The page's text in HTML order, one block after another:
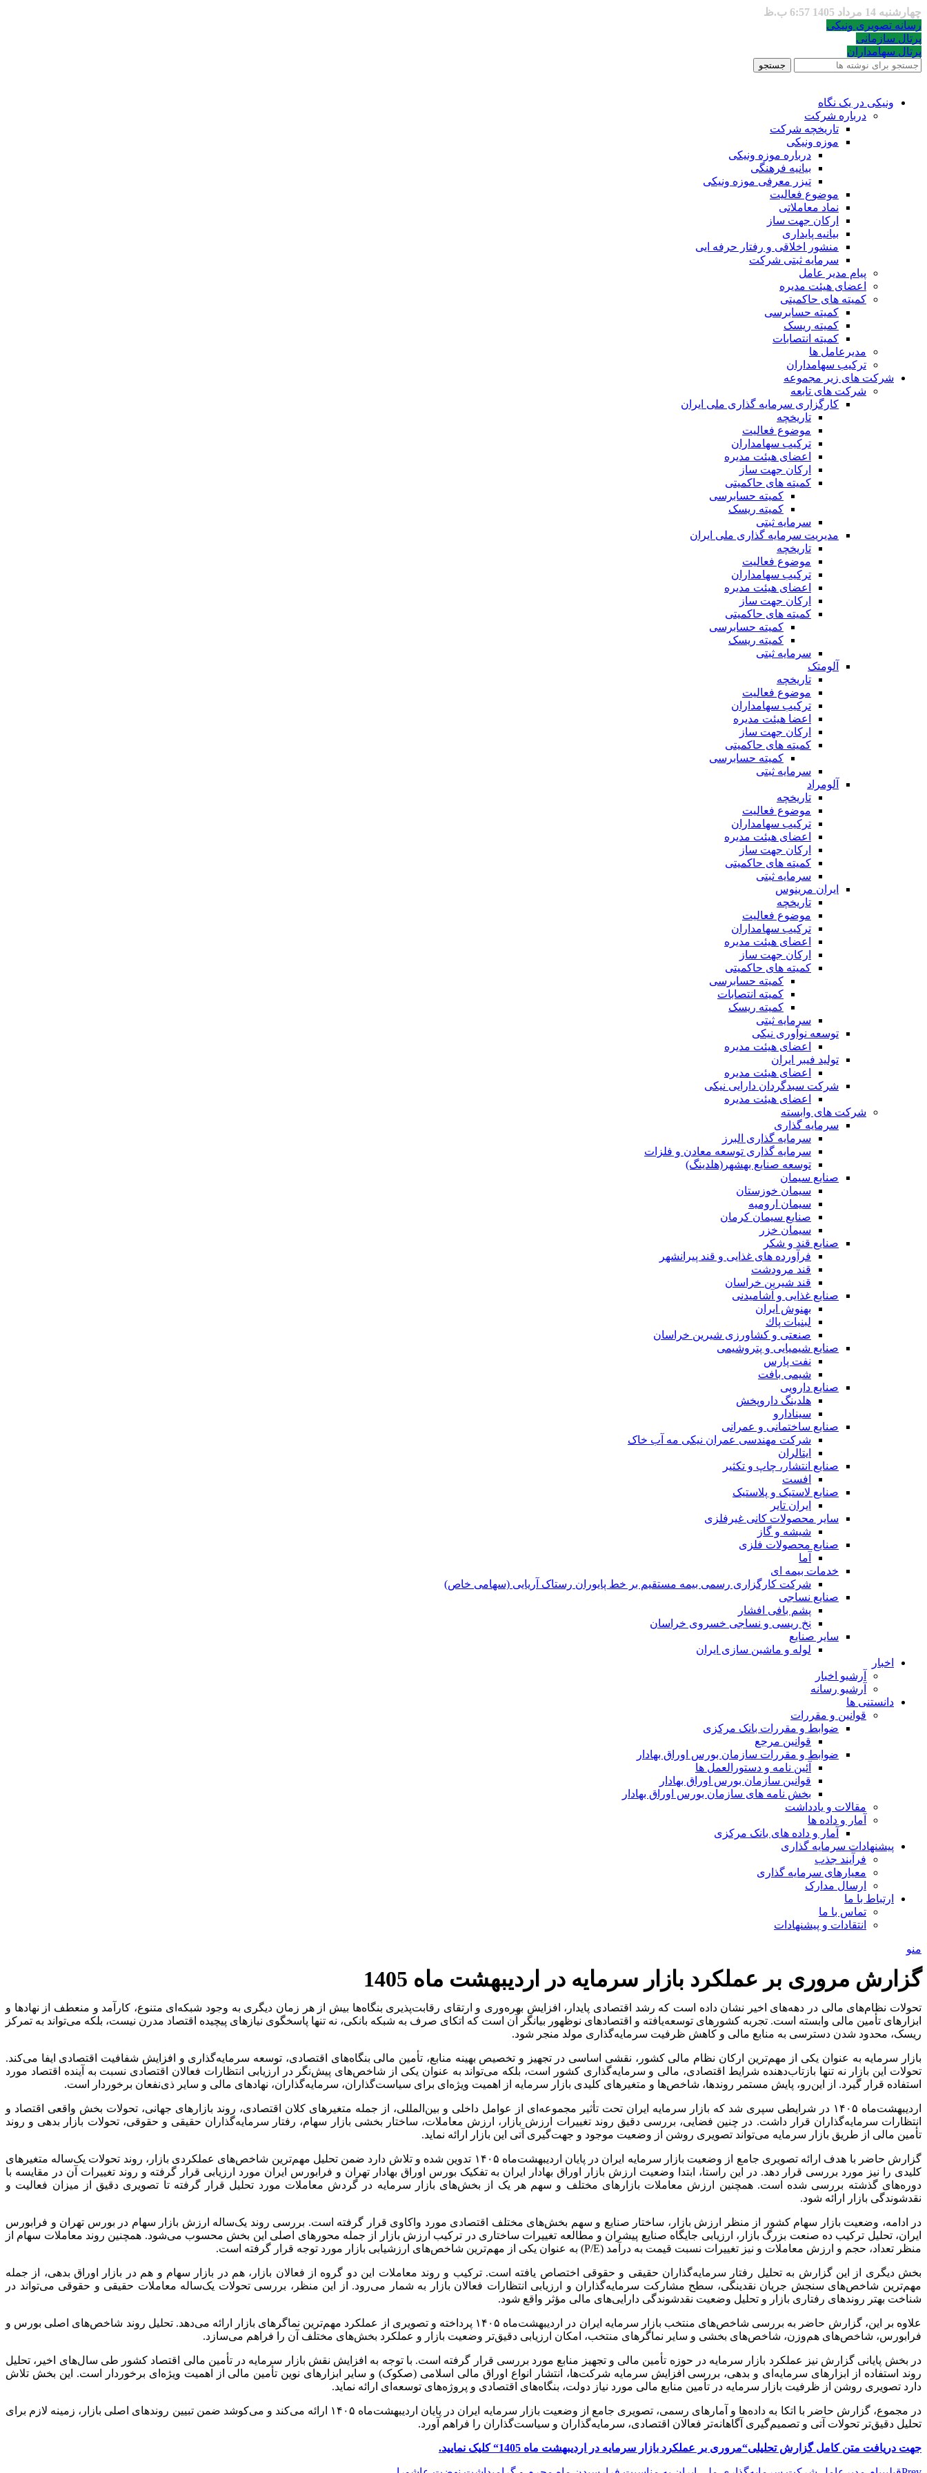
چهارشنبه 14 مرداد 1405 6:57 ب.ظ
رسانه تصویری ونیکی
پرتال سازمانی
پرتال سهامداران
جستجو
ونیکی در یک نگاه
درباره شرکت
تاریخچه شرکت
موزه ونیکی
درباره موزه ونیکی
بیانیه فرهنگی
تیزر معرفی موزه ونیکی
موضوع فعالیت
نماد معاملاتی
ارکان جهت ساز
بیانیه پایداری
منشور اخلاقی و رفتار حرفه ایی
سرمایه ثبتی شرکت
پیام مدیر عامل
اعضای هیئت مدیره
کمیته های حاکمیتی
کمیته حسابرسی
کمیته ریسک
کمیته انتصابات
مدیرعامل ها
ترکیب سهامداران
شرکت های زیر مجموعه
شرکت های تابعه
کارگزاری سرمایه گذاری ملی ایران
تاریخچه
موضوع فعالیت
ترکیب سهامداران
اعضای هیئت مدیره
ارکان جهت ساز
کمیته های حاکمیتی
کمیته حسابرسی
کمیته ریسک
سرمایه ثبتی
مدیریت سرمایه گذاری ملی ایران
تاریخچه
موضوع فعالیت
ترکیب سهامداران
اعضای هیئت مدیره
ارکان جهت ساز
کمیته های حاکمیتی
کمیته حسابرسی
کمیته ریسک
سرمایه ثبتی
آلومتک
تاریخچه
موضوع فعالیت
ترکیب سهامداران
اعضا هیئت مدیره
ارکان جهت ساز
کمیته های حاکمیتی
کمیته حسابرسی
سرمایه ثبتی
آلومراد
تاریخچه
موضوع فعالیت
ترکیب سهامداران
اعضای هیئت مدیره
ارکان جهت ساز
کمیته های حاکمیتی
سرمایه ثبتی
ایران مرینوس
تاریخچه
موضوع فعالیت
ترکیب سهامداران
اعضای هیئت مدیره
ارکان جهت ساز
کمیته های حاکمیتی
کمیته حسابرسی
کمیته انتصابات
کمیته ریسک
سرمایه ثبتی
توسعه نوآوری نیکی
اعضای هیئت مدیره
تولید فیبر ایران
اعضای هیئت مدیره
شرکت سبدگردان دارایی نیکی
اعضای هیئت مدیره
شرکت های وابسته
سرمایه گذاری
سرمایه گذاری البرز
سرمایه گذاری توسعه معادن و فلزات
توسعه‌ صنایع‌ بهشهر(هلدینگ)
صنایع سیمان
سیمان خوزستان
سیمان ارومیه
صنایع سیمان کرمان
سیمان خزر
صنایع قند و شکر
فرآورده های غذایی و قند پیرانشهر
قند مرودشت
قند شیرین خراسان
صنایع غذايی و آشاميدنی
بهنوش ایران
لبنيات پاك
صنعتی و کشاورزی شیرین خراسان
صنایع شیمیایی و پتروشیمی
نفت پارس
شیمی بافت
صنایع دارویی
هلدینگ داروپخش
سینادارو
صنایع ساختمانی و عمرانی
شرکت مهندسی عمران نیکی مه آب خاک
ایتالران
صنایع انتشار، چاپ و تکثير
افست
صنایع لاستیک و پلاستیک
ایران تایر
ساير محصولات كانی غيرفلزی
شیشه و گاز
صنایع محصولات فلزی
آما
خدمات بیمه ای
شرکت کارگزاری رسمی بیمه مستقیم بر خط پایوران رستاک آریایی (سهامی خاص)
صنایع نساجی
پشم بافی افشار
نخ ریسی و نساجی خسروی خراسان
سایر صنایع
لوله و ماشین سازی ایران
اخبار
آرشیو اخبار
آرشیو رسانه
دانستنی ها
قوانین و مقررات
ضوابط و مقررات بانک مرکزی
قوانين مرجع
ضوابط و مقررات سازمان بورس اوراق بهادار
آئین نامه و دستورالعمل ها
قوانین سازمان بورس اوراق بهادار
بخش نامه های سازمان بورس اوراق بهادار
مقالات و یادداشت
آمار و داده ها
آمار و داده های بانک مرکزی
پیشنهادات سرمایه گذاری
فرآیند جذب
معیارهای سرمایه گذاری
ارسال مدارک
ارتباط با ما
تماس با ما
انتقادات و پیشنهادات
منو
گزارش مروری بر عملکرد بازار سرمایه در اردیبهشت ماه 1405
تحولات نظام‌های مالی در دهه‌های اخیر نشان داده است که رشد اقتصادی پایدار، افزایش بهره‌وری و ارتقای رقابت‌پذیری بنگاه‌ها بیش از هر زمان دیگری به وجود شبکه‌ای متنوع، کارآمد و منعطف از نهادها و
ابزارهای تأمین مالی وابسته است. تجربه کشورهای توسعه‌یافته و اقتصادهای نوظهور بیانگر آن است که اتکای صرف به شبکه بانکی، نه تنها پاسخگوی نیازهای پیچیده اقتصاد مدرن نیست، بلکه می‌تواند به تمرکز
ریسک، محدود شدن دسترسی به منابع مالی و کاهش ظرفیت سرمایه‌گذاری مولد منجر شود.
بازار سرمایه به عنوان یکی از مهم‌ترین ارکان نظام مالی کشور، نقشی اساسی در تجهیز و تخصیص بهینه منابع، تأمین مالی بنگاه‌های اقتصادی، توسعه سرمایه‌گذاری و افزایش شفافیت اقتصادی ایفا می‌کند.
تحولات این بازار نه تنها بازتاب‌دهنده شرایط اقتصادی، مالی و سرمایه‌گذاری کشور است، بلکه می‌تواند به عنوان یکی از شاخص‌های پیش‌نگر در ارزیابی انتظارات فعالان اقتصادی نسبت به آینده اقتصاد مورد
استفاده قرار گیرد. از این‌رو، پایش مستمر روندها، شاخص‌ها و متغیرهای کلیدی بازار سرمایه از اهمیت ویژه‌ای برای سیاست‌گذاران، سرمایه‌گذاران، نهادهای مالی و سایر ذی‌نفعان برخوردار است.
اردیبهشت‌ماه ۱۴۰۵ در شرایطی سپری شد که بازار سرمایه ایران تحت تأثیر مجموعه‌ای از عوامل داخلی و بین‌المللی، از جمله متغیرهای کلان اقتصادی، روند بازارهای جهانی، تحولات بخش واقعی اقتصاد و
انتظارات سرمایه‌گذاران قرار داشت. در چنین فضایی، بررسی دقیق روند تغییرات ارزش بازار، ارزش معاملات، ساختار بخشی بازار سهام، رفتار سرمایه‌گذاران حقیقی و حقوقی، تحولات بازار بدهی و روند
تأمین مالی از طریق بازار سرمایه می‌تواند تصویری روشن از وضعیت موجود و جهت‌گیری آتی این بازار ارائه نماید.
گزارش حاضر با هدف ارائه تصویری جامع از وضعیت بازار سرمایه ایران در پایان اردیبهشت‌ماه ۱۴۰۵ تدوین شده و تلاش دارد ضمن تحلیل مهم‌ترین شاخص‌های عملکردی بازار، روند تحولات یک‌ساله متغیرهای
کلیدی را نیز مورد بررسی قرار دهد. در این راستا، ابتدا وضعیت ارزش بازار اوراق بهادار ایران به تفکیک بورس اوراق بهادار تهران و فرابورس ایران مورد ارزیابی قرار گرفته و روند تغییرات آن در مقایسه با
دوره‌های گذشته بررسی شده است. همچنین ارزش معاملات بازارهای مختلف و سهم هر یک از بخش‌های بازار سرمایه در گردش معاملات مورد تحلیل قرار گرفته تا تصویری دقیق از میزان فعالیت و
نقدشوندگی بازار ارائه شود.
در ادامه، وضعیت بازار سهام کشور از منظر ارزش بازار، ساختار صنایع و سهم بخش‌های مختلف اقتصادی مورد واکاوی قرار گرفته است. بررسی روند یک‌ساله ارزش بازار سهام در بورس تهران و فرابورس
ایران، تحلیل ترکیب ده صنعت بزرگ بازار، ارزیابی جایگاه صنایع پیشران و مطالعه تغییرات ساختاری در ترکیب ارزش بازار از جمله محورهای اصلی این بخش محسوب می‌شود. همچنین روند معاملات سهام از
منظر تعداد، حجم و ارزش معاملات و نیز تغییرات نسبت قیمت به درآمد (P/E) به عنوان یکی از مهم‌ترین شاخص‌های ارزشیابی بازار مورد توجه قرار گرفته است.
بخش دیگری از این گزارش به تحلیل رفتار سرمایه‌گذاران حقیقی و حقوقی اختصاص یافته است. ترکیب و روند معاملات این دو گروه از فعالان بازار، هم در بازار سهام و هم در بازار اوراق بدهی، از جمله
مهم‌ترین شاخص‌های سنجش جریان نقدینگی، سطح مشارکت سرمایه‌گذاران و ارزیابی انتظارات فعالان بازار به شمار می‌رود. از این منظر، بررسی تحولات یک‌ساله معاملات حقیقی و حقوقی می‌تواند در
شناخت بهتر روندهای رفتاری بازار و تحلیل وضعیت نقدشوندگی دارایی‌های مالی مؤثر واقع شود.
علاوه بر این، گزارش حاضر به بررسی شاخص‌های منتخب بازار سرمایه ایران در اردیبهشت‌ماه ۱۴۰۵ پرداخته و تصویری از عملکرد مهم‌ترین نماگرهای بازار ارائه می‌دهد. تحلیل روند شاخص‌های اصلی بورس و
فرابورس، شاخص‌های هم‌وزن، شاخص‌های بخشی و سایر نماگرهای منتخب، امکان ارزیابی دقیق‌تر وضعیت بازار و عملکرد بخش‌های مختلف آن را فراهم می‌سازد.
در بخش پایانی گزارش نیز عملکرد بازار سرمایه در حوزه تأمین مالی و تجهیز منابع مورد بررسی قرار گرفته است. با توجه به افزایش نقش بازار سرمایه در تأمین مالی اقتصاد کشور طی سال‌های اخیر، تحلیل
روند استفاده از ابزارهای سرمایه‌ای و بدهی، بررسی افزایش سرمایه شرکت‌ها، انتشار انواع اوراق مالی اسلامی (صکوک) و سایر ابزارهای نوین تأمین مالی از اهمیت ویژه‌ای برخوردار است. این بخش تلاش
دارد تصویری روشن از ظرفیت بازار سرمایه در تأمین منابع مالی مورد نیاز دولت، بنگاه‌های اقتصادی و پروژه‌های توسعه‌ای ارائه نماید.
در مجموع، گزارش حاضر با اتکا به داده‌ها و آمارهای رسمی، تصویری جامع از وضعیت بازار سرمایه ایران در پایان اردیبهشت‌ماه ۱۴۰۵ ارائه می‌کند و می‌کوشد ضمن تبیین روندهای اصلی بازار، زمینه لازم برای
تحلیل دقیق‌تر تحولات آتی و تصمیم‌گیری آگاهانه‌تر فعالان اقتصادی، سرمایه‌گذاران و سیاست‌گذاران را فراهم آورد.
جهت دریافت متن کامل گزارش تحلیلی“مروری بر عملکرد بازار سرمایه در اردیبهشت ماه 1405 “کلیک نمایید.